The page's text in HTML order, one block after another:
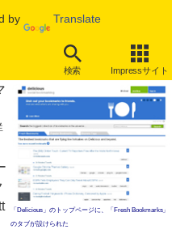
by Translate
検索 Impressサイト
介するコーナー公開
「Delicious」のトップページに、「Fresh Bookmarks」
のタブが設けられた